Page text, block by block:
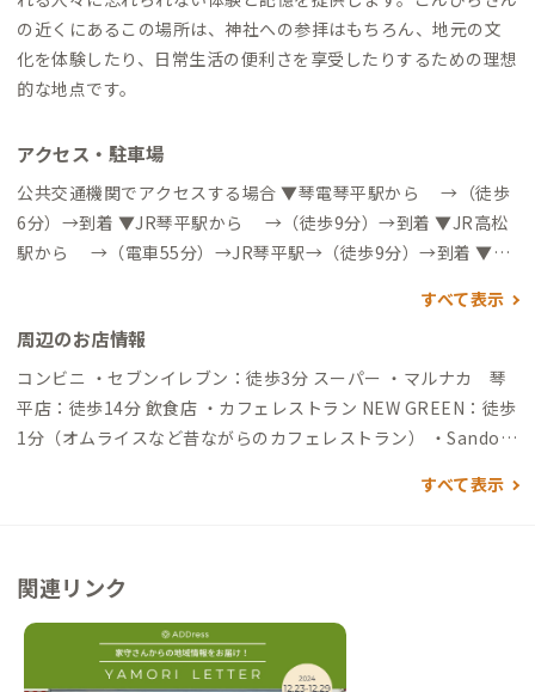
の近くにあるこの場所は、神社への参拝はもちろん、地元の文
化を体験したり、日常生活の便利さを享受したりするための理想
的な地点です。
アクセス・駐車場
公共交通機関でアクセスする場合 ▼琴電琴平駅から →（徒歩
6分）→到着 ▼JR琴平駅から →（徒歩9分）→到着 ▼JR高松
駅から →（電車55分）→JR琴平駅→（徒歩9分）→到着 ▼高
→到着
すべて表示
周辺のお店情報
コンビニ ・セブンイレブン：徒歩3分 スーパー ・マルナカ 琴
平店：徒歩14分 飲食店 ・カフェレストラン NEW GREEN：徒歩
1分（オムライスなど昔ながらのカフェレストラン） ・Sando S
琴平店：徒歩1分（世界を旅してきた旅人が作る薬膳カレーが名
ん） ・虎屋うどん：徒歩2分（オープンテラス席でペットと一緒
（うどん県香川らしいセルフうどん） 遅くまでやっているお店
・Don’t tell Mama/ドンテルママ：徒歩2分（たくさんの種類の
すべて表示
関連リンク